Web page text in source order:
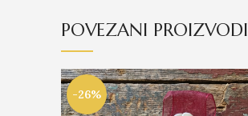
POVEZANI PROIZVODI
-26%